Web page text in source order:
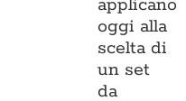
applicano
oggi alla
scelta di
un set
da